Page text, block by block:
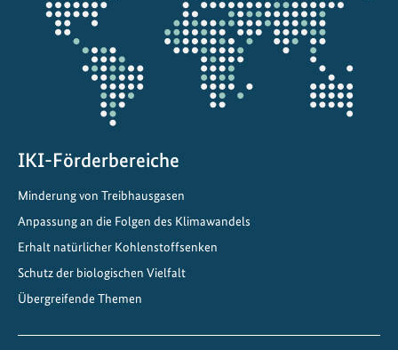
Projektkarte
IKI-Förderbereiche
Minderung von Treibhausgasen
Anpassung an die Folgen des Klimawandels
Erhalt natürlicher Kohlenstoffsenken
Schutz der biologischen Vielfalt
Übergreifende Themen